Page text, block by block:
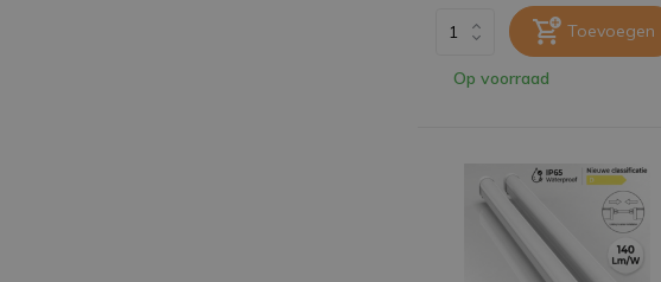
Toevoegen
Op voorraad